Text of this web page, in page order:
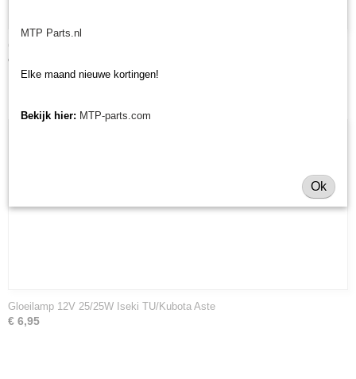
Gloeilamp 12V 35/35W Iseki TX
€ 6,29
Gloeilamp 12V 25/25W Iseki TU/Kubota Aste
€ 6,95
MTP Parts.nl
Elke maand nieuwe kortingen!
Bekijk hier: MTP-parts.com
Ok